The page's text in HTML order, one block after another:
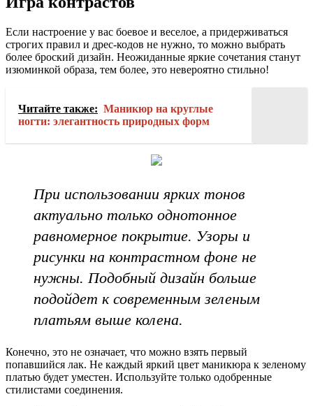
Если настроение у вас боевое и веселое, а придерживаться
строгих правил и дрес-кодов не нужно, то можно выбрать
более броский дизайн. Неожиданные яркие сочетания станут
изюминкой образа, тем более, это невероятно стильно!
Читайте также: Маникюр на круглые
ногти: элегантность природных форм
При использовании ярких тонов
актуально только однотонное
равномерное покрытие. Узоры и
рисунки на контрастном фоне не
нужны. Подобный дизайн больше
подойдет к современным зеленым
платьям выше колена.
Конечно, это не означает, что можно взять первый
попавшийся лак. Не каждый яркий цвет маникюра к зеленому
платью будет уместен. Используйте только одобренные
стилистами соединения.